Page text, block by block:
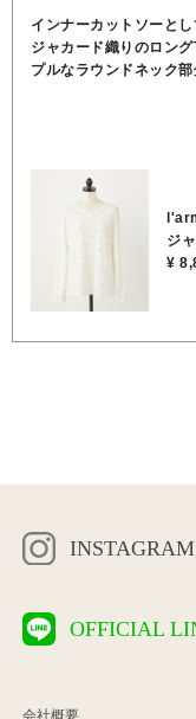
インナーカットソーとして大活躍間
ジャカード織りのロング
プルなラウンドネック
95％ ポリウレタン5
ジ
¥
INSTAGRAM
OFFICIAL